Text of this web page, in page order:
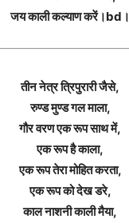
जय काली कल्याण करें।bd।
तीन नेत्र त्रिपुरारी जैसे,
रुण्ड मुण्ड गल माला,
गौर वरण एक रूप साथ में,
एक रूप है काला,
एक रूप तेरा मोहित करता,
एक रूप को देख डरे,
काल नाशनी काली मैया,